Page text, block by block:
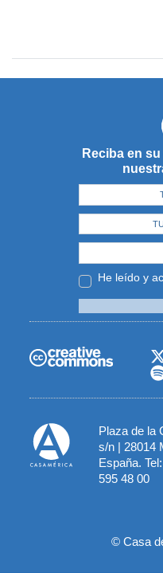
Reciba en
He leído y
Plaza de la
s/n | 28014
España.
595 48 00
© Casa